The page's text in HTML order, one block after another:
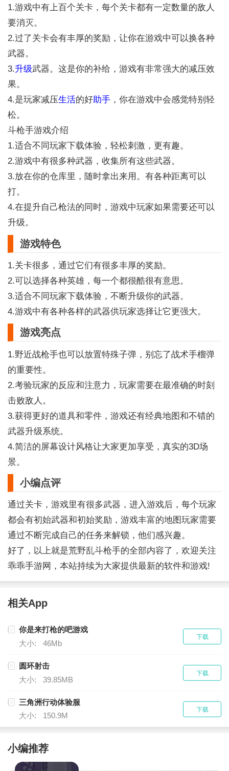
1.游戏中有上百个关卡，每个关卡都有一定数量的敌人
要消灭。
2.过了关卡会有丰厚的奖励，让你在游戏中可以换各种
武器。
3.升级武器。这是你的补给，游戏有非常强大的减压效
果。
4.是玩家减压生活的好助手，你在游戏中会感觉特别轻
松。
斗枪手游戏介绍
1.适合不同玩家下载体验，轻松刺激，更有趣。
2.游戏中有很多种武器，收集所有这些武器。
3.放在你的仓库里，随时拿出来用。有各种距离可以
打。
4.在提升自己枪法的同时，游戏中玩家如果需要还可以
升级。
游戏特色
1.关卡很多，通过它们有很多丰厚的奖励。
2.可以选择各种英雄，每一个都很酷很有意思。
3.适合不同玩家下载体验，不断升级你的武器。
4.游戏中有各种各样的武器供玩家选择让它更强大。
游戏亮点
1.野近战枪手也可以放置特殊子弹，别忘了战术手榴弹
的重要性。
2.考验玩家的反应和注意力，玩家需要在最准确的时刻
击败敌人。
3.获得更好的道具和零件，游戏还有经典地图和不错的
武器升级系统。
4.简洁的屏幕设计风格让大家更加享受，真实的3D场
景。
小编点评
通过关卡，游戏里有很多武器，进入游戏后，每个玩家
都会有初始武器和初始奖励，游戏丰富的地图玩家需要
通过不断完成自己的任务来解锁，他们感兴趣。
好了，以上就是荒野乱斗枪手的全部内容了，欢迎关注
乖乖手游网，本站持续为大家提供最新的软件和游戏!
相关App
你是来打枪的吧游戏
大小:
46Mb
下载
圆环射击
大小:
39.85MB
下载
三角洲行动体验服
大小:
150.9M
下载
小编推荐